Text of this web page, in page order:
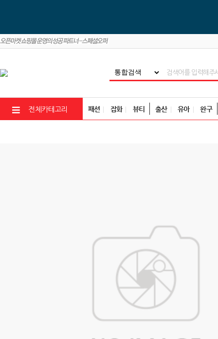
전체카테고리 패션 잡화 뷰티 출산 유아 완구